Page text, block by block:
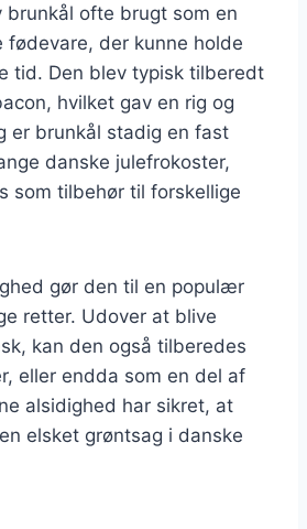
brunkål ofte brugt som en
der kunne holde
tid. Den blev typisk tilberedt
hvilket gav en rig og
er brunkål stadig en fast
danske julefrokoster,
som tilbehør til forskellige
gør den til en populær
retter. Udover at blive
kan den også tilberedes
eller endda som en del af
alsidighed har sikret, at
elsket grøntsag i danske